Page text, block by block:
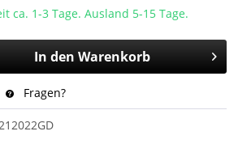
ca. 1-3 Tage. Ausland 5-15 Tage.
In den Warenkorb
Fragen?